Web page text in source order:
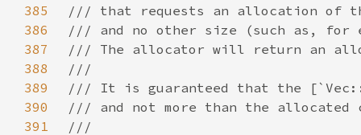
385
386
387
388
389
390
391